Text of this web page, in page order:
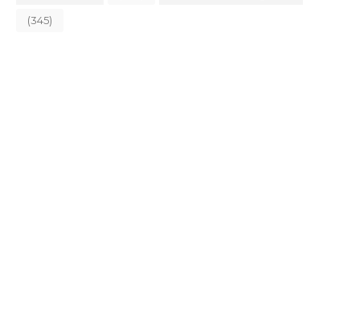
(345)